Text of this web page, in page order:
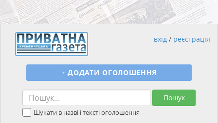
Пошук
Шукати в назві і тексті оголошення
+ ДОДАТИ ОГОЛОШЕННЯ
вхід / реєстрація